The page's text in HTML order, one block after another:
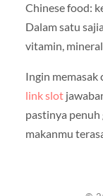
Chinese food:
Dalam satu
vitamin,
Ingin memasak
link slot
pastinya
makanmu